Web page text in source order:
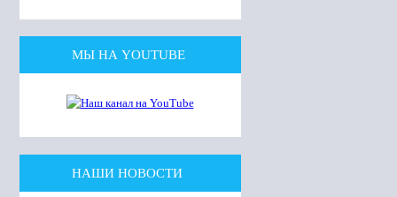
МЫ НА YOUTUBE
НАШИ НОВОСТИ